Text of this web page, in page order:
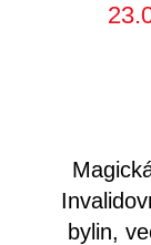
bylin,